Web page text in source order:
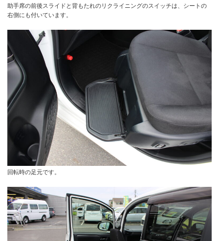
助手席の前後スライドと背もたれのリクライニングのスイッチは、シートの
右側にも付いています。
回転時の足元です。